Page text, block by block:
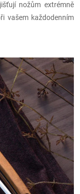
nožům extrémně
vašem každodenním